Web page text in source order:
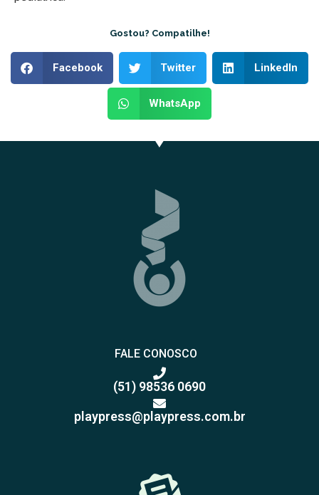
Gostou? Compatilhe!
Facebook Twitter LinkedIn
WhatsApp
FALE CONOSCO
(51) 98536 0690
playpress@playpress.com.br